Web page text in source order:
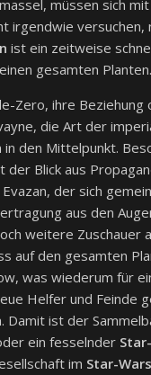
müssen sich
irgendwie
ist ein zeitweise
gesamten Planten.
Zero, ihre
die Art der
in den Mittelpunkt.
Blick aus
der sich
aus den
weitere Zuschauer
auf den gesamten
was wiederum für
Helfer und Feinde
Damit ist der
ein fesselnder
im Star-